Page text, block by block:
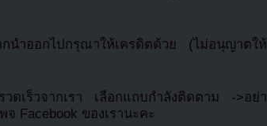
ำออกไปกรุณาให้เครดิตด้วย (ไม่อนุญาตให้
วดเร็วจากเรา เลือกแถบกำลังติดตาม ->อย่า
จ Facebook ของเรานะคะ